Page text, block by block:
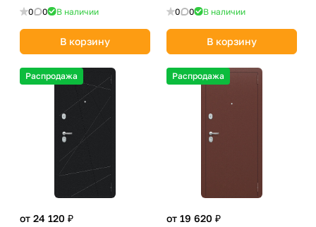
0 0 В наличии
В корзину
0 0 В наличии
В корзину
Распродажа
от 24 120 ₽
Распродажа
от 19 620 ₽